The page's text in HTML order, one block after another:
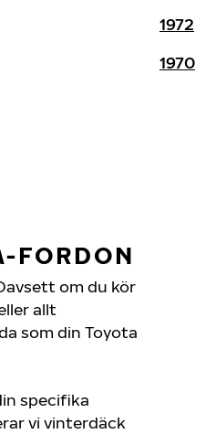
1972
1970
FORDON
om du kör
allt
som din Toyota
specifika
vi vinterdäck